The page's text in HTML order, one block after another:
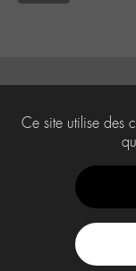
Ce site utilise des